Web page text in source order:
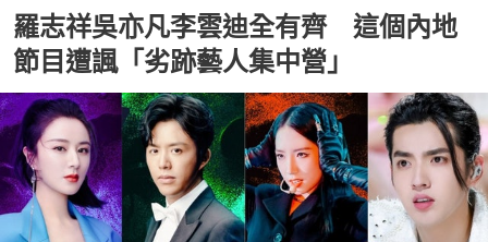
羅志祥吳亦凡李雲迪全有齊 這個內地
節目遭諷「劣跡藝人集中營」